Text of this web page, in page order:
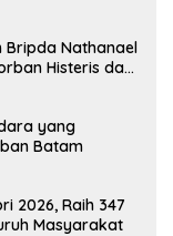
Bripda Nathanael
Histeris dan
yang
Batam
2026, Raih 347
Masyarakat